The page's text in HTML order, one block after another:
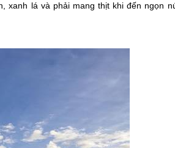
xanh lá và phải mang thịt khi đến ngọn